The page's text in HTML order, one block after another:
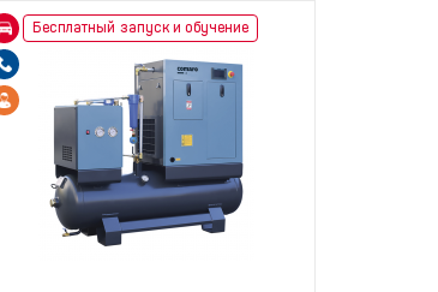
Бесплатный запуск и обучение